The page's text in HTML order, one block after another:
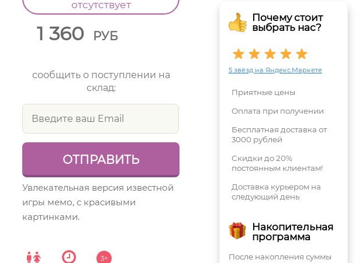
Почему стоит
выбрать нас?
5 звёзд на Яндекс.Маркете
Приятные цены
Оплата при получении
Бесплатная доставка от
3000 рублей
Скидки до 20%
постоянным клиентам!
Доставка курьером на
следующий день
Накопительная
программа
После накопления суммы
отсутствует
1 360 РУБ
сообщить о поступлении на
склад:
Увлекательная версия известной
игры мемо, с красивыми
картинками.
3+